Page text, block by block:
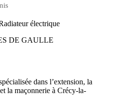
électrique
DE GAULLE
dans l’extension, la
la maçonnerie à Crécy-la-